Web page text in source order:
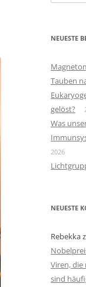
nach:
NEUESTE
Tauben
gelöst?
Was
2026
NEUESTE
Rebekka
Viren,
sind